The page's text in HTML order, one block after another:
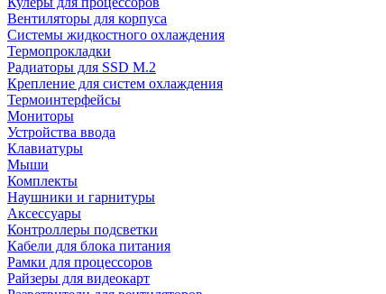
Вентиляторы для корпуса
Системы жидкостного охлаждения
Термопрокладки
Радиаторы для SSD M.2
Крепление для систем охлаждения
Термоинтерфейсы
Мониторы
Устройства ввода
Клавиатуры
Мыши
Комплекты
Наушники и гарнитуры
Аксессуары
Контроллеры подсветки
Кабели для блока питания
Рамки для процессоров
Райзеры для видеокарт